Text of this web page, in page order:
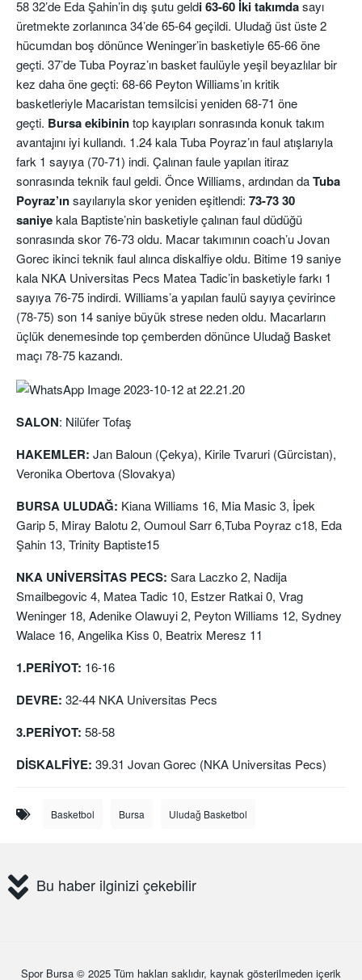
58 32’de Eda Şahin’in dış şutu geldi 63-60 İki takımdasayı
üretmekte zorlanınca 34’de 65-64 geçildi. Uludağ üst üste 2
hücumdan boş dönünce Weninger’in basketiyle 65-66 öne
geçti. 37’de Tuba Poyraz’ın basket faulüyle yeşil beyazlılar bir
kez daha öne geçti: 68-66 Peyton Williams’ın kritik
basketleriyle Macaristan temsilcisi yeniden 68-71 öne
geçti. Bursa ekibinintop kayıpları sonrasında konuk takım
avantajını iyi kullandı. 1.24 kala Tuba Poyraz’ın faul atışlarıyla
fark 1 sayıya (70-71) indi. Çalınan faule yapılan itiraz
sonrasında teknik faul geldi. Önce Williams, ardından daTuba
Poyraz’ınsayılarıyla skor yeniden eşitlendi: 73-73 30
saniyekala Baptiste’nin basketiyle çalınan faul düdüğü
sonrasında skor 76-73 oldu. Macar takımının coach’u Jovan
Gorec ikinci teknik faul alınca diskalfiye oldu. Bitime 19 saniye
kala NKA Universitas Pecs Matea Tadic’in basketiyle farkı 1
sayıya 76-75 indirdi. Williams’a yapılan faulü sayıya çevirince
(78-75) son 14 saniye büyük strese neden oldu. Macarların
üçlük denemesinde top çemberden dönünce Uludağ Basket
maçı 78-75 kazandı.
SALON: Nilüfer Tofaş
HAKEMLER: Jan Baloun (Çekya), Kirile Tvaruri (Gürcistan),
Veronika Obertova (Slovakya)
BURSA ULUDAĞ: Kiana Williams 16, Mia Masic 3, İpek
Garip 5, Miray Balotu 2, Oumoul Sarr 6,Tuba Poyraz c18, Eda
Şahin 13, Trinity Baptiste15
NKA UNİVERSİTAS PECS: Sara Laczko 2, Nadija
Smailbegovic 4, Matea Tadic 10, Estzer Ratkai 0, Vrag
Weninger 18, Adenike Olawuyi 2, Peyton Williams 12, Sydney
Walace 16, Angelika Kiss 0, Beatrix Meresz 11
1.PERİYOT: 16-16
DEVRE: 32-44 NKA Universitas Pecs
3.PERİYOT: 58-58
DİSKALFİYE: 39.31 Jovan Gorec (NKA Universitas Pecs)
Basketbol Bursa Uludağ Basketbol
Bu haber ilginizi çekebilir
Spor Bursa © 2025 Tüm hakları saklıdır, kaynak gösterilmeden içerik